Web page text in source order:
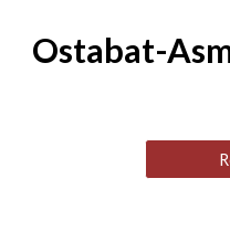
Ostabat-